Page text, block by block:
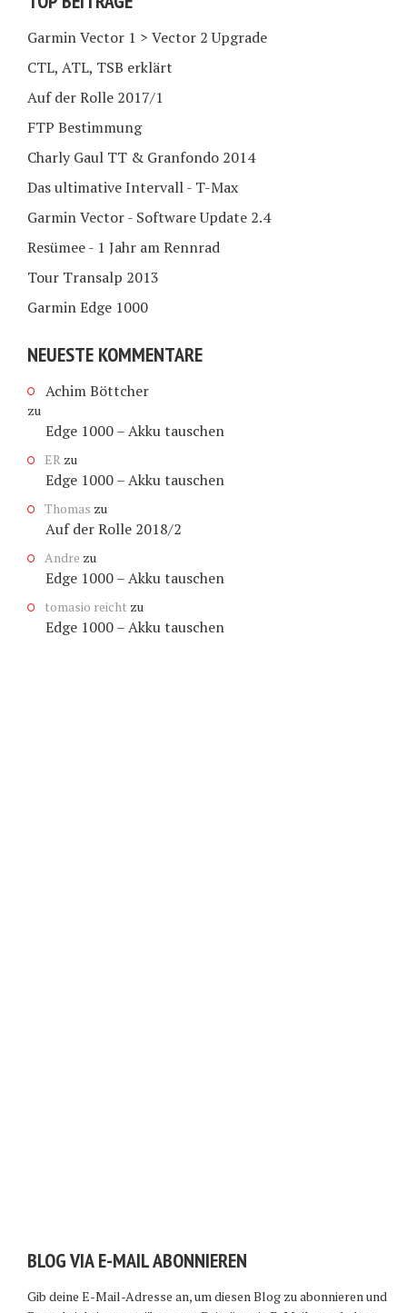
Garmin Vector 1 > Vector 2 Upgrade
CTL, ATL, TSB erklärt
Auf der Rolle 2017/1
FTP Bestimmung
Charly Gaul TT & Granfondo 2014
Das ultimative Intervall - T-Max
Garmin Vector - Software Update 2.4
Resümee - 1 Jahr am Rennrad
Tour Transalp 2013
Garmin Edge 1000
NEUESTE KOMMENTARE
Achim Böttcher
zu
Edge 1000 – Akku tauschen
ER zu
Edge 1000 – Akku tauschen
Thomas zu
Auf der Rolle 2018/2
Andre zu
Edge 1000 – Akku tauschen
tomasio reicht zu
Edge 1000 – Akku tauschen
BLOG VIA E-MAIL ABONNIEREN
Gib deine E-Mail-Adresse an, um diesen Blog zu abonnieren und